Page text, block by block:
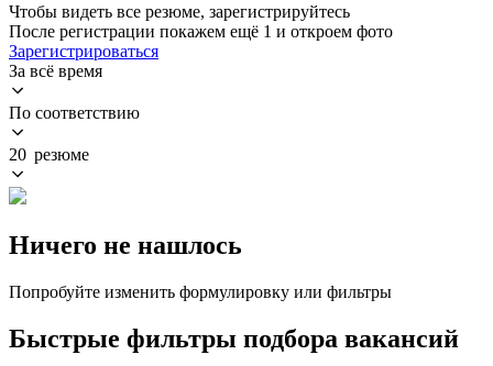
Чтобы видеть все резюме, зарегистрируйтесь
После регистрации покажем ещё 1 и откроем фото
Зарегистрироваться
За всё время
По соответствию
20 резюме
Ничего не нашлось
Попробуйте изменить формулировку или фильтры
Быстрые фильтры подбора вакансий